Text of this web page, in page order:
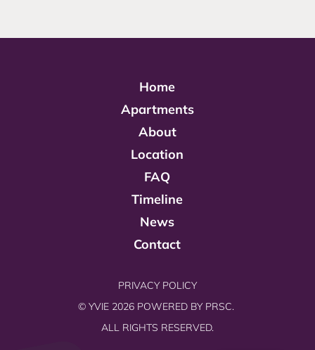
Home
Apartments
About
Location
FAQ
Timeline
News
Contact
PRIVACY POLICY
© YVIE 2026 POWERED BY PRSC.
ALL RIGHTS RESERVED.